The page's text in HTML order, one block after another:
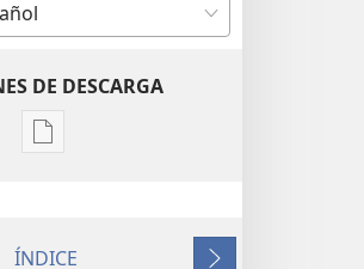
DE DESCARGA
Opciones
publicaciones
ÍNDICE